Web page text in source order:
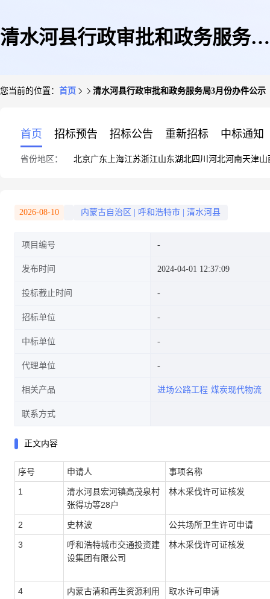
清水河县行政审批和政务服务局
您当前的位置： 首页 清水河县行政审批和政务服务局3月份办件公示
首页 招标预告 招标公告 重新招标 中标通知
省份地区： 北京广东 上海江苏浙江山东湖北四川 河北河南天津山
2026-08-10 内蒙古自治区 呼和浩特市 清水河县
项目编号
发布时间 2024-04-01 12:37:09
投标截止时间
招标单位
中标单位
代理单位
相关产品 进场公路工程 煤炭现代物流
联系方式
正文内容
序号 申请人 事项名称
1
清水河县宏河镇高茂泉村
张得功等28户
林木采伐许可证核发
2 史林波 公共场所卫生许可申请
3
呼和浩特城市交通投资建
设集团有限公司
林木采伐许可证核发
4
内蒙古清和再生资源利用
取水许可申请